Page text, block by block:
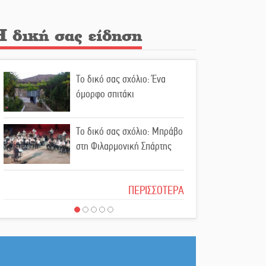
Καθαρίζονται τα ρέματα στις
Σπατάλη και παρανομία
«στραγγίζουν» τη Μάνη
Βουλή των Εφήβων 2026-
2027: Ξεκινούν οι αιτήσεις
Διατακτικές σίτισης: Σήμα
για αύξηση στα 10 ευρώ
μετά από 20 χρόνια
δική σας είδηση
Το δικό σας σχόλιο: Ένα
όμορφο σπιτάκι
Το δικό σας σχόλιο: Μπράβο
στη Φιλαρμονική Σπάρτης
Το δικό σας σχόλιο: Σύντομη
απάντηση σε διθυράμβους
για το παλαιό Δικαστικό
ΠΕΡΙΣΣΟΤΕΡΑ